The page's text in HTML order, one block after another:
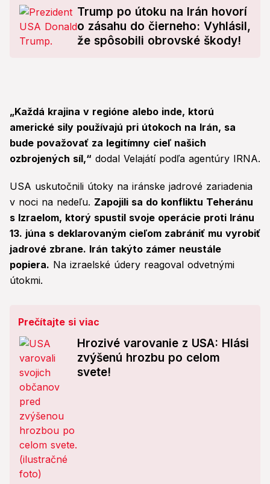
Trump po útoku na Irán hovorí
o zásahu do čierneho: Vyhlásil,
že spôsobili obrovské škody!
„Každá krajina v regióne alebo inde, ktorú
americké sily používajú pri útokoch na Irán, sa
bude považovať za legitímny cieľ našich
ozbrojených síl,“ dodal Velajátí podľa agentúry IRNA.
USA uskutočnili útoky na iránske jadrové zariadenia
v noci na nedeľu. Zapojili sa do konfliktu Teheránu
s Izraelom, ktorý spustil svoje operácie proti Iránu
13. júna s deklarovaným cieľom zabrániť mu vyrobiť
jadrové zbrane. Irán takýto zámer neustále
popiera. Na izraelské údery reagoval odvetnými
útokmi.
Prečítajte si viac
Hrozivé varovanie z USA: Hlási
zvýšenú hrozbu po celom
svete!